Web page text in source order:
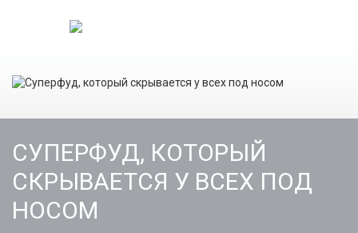
СУПЕРФУД, КОТОРЫЙ
СКРЫВАЕТСЯ У ВСЕХ ПОД
НОСОМ